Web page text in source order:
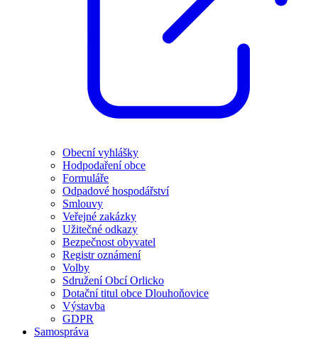
Obecní vyhlášky
Hodpodaření obce
Formuláře
Odpadové hospodářství
Smlouvy
Veřejné zakázky
Užitečné odkazy
Bezpečnost obyvatel
Registr oznámení
Volby
Sdružení Obcí Orlicko
Dotační titul obce Dlouhoňovice
Výstavba
GDPR
Samospráva